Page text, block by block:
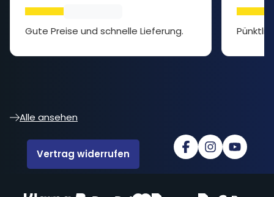
Gute Preise und schnelle Lieferung.
Alle ansehen
Vertrag widerrufen